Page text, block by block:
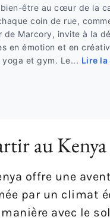
être au cœur de la
coin de rue,
de Marcory, invite à la
en émotion et en
et gym. Le... Lire
au Kenya
offre une
par un climat
avec le